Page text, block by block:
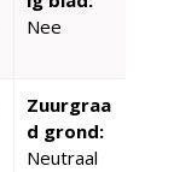
Nee
Zuurgraa
d grond:
Neutraal